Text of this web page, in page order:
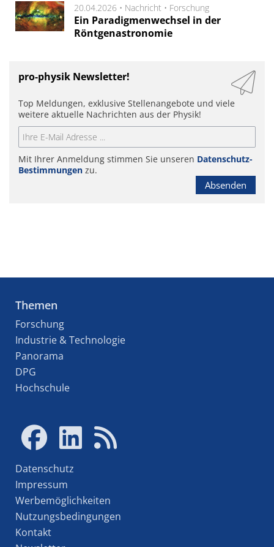
20.04.2026 • Nachricht • Forschung
Ein Paradigmenwechsel in der
Röntgenastronomie
pro-physik Newsletter!
Top Meldungen, exklusive Stellenangebote und viele
weitere aktuelle Nachrichten aus der Physik!
Mit Ihrer Anmeldung stimmen Sie unseren Datenschutz-
Bestimmungen zu.
Absenden
Themen
Forschung
Industrie & Technologie
Panorama
DPG
Hochschule
Datenschutz
Impressum
Werbemöglichkeiten
Nutzungsbedingungen
Kontakt